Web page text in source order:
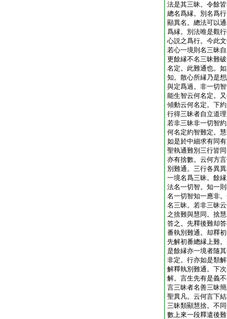
法是其三昧。令餘
總名爲縁。別名爲
顯異名。總法可以
爲縁。別法唯是觀
心説之爲行。今此
若心一境則名三昧
更餘縁不名三昧難
名定。此難通也。
知。散心所縁乃是
與定爲過。非一切
能生智云何名定。
傾動云何名定。下
行得三昧者自立道
若非三昧非一切智
何名定約智難定。
如是於中細求有同
聖執通難別三行皆
亦有捨數。云何方
別難通。三行各異
一境名爲三昧。餘
法名一切智。知一
名一切智知一應非
名三昧。若非三昧
之捨難與慧同。捨
答之。先釋後難却
番執別難通。却釋
先解初番總縁上難
是餘縁亦一境者隨
非定。行亦如是類
解釋執別難通。下
解。言生先有是義
言三昧者名善三昧
聖異凡。云何言下
三昧類顯慧捨。不
數上來一段釋遣後